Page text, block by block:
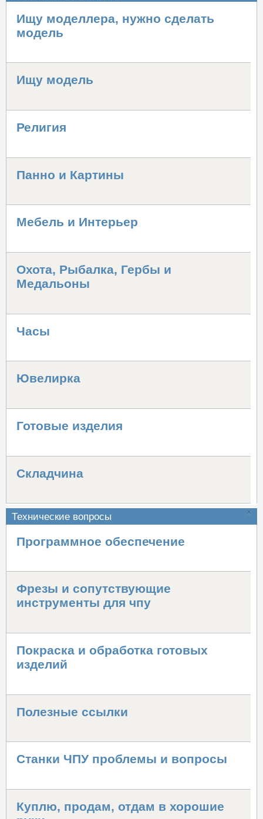
Ищу моделлера, нужно сделать
модель
Ищу модель
Религия
Панно и Картины
Мебель и Интерьер
Охота, Рыбалка, Гербы и
Медальоны
Часы
Ювелирка
Готовые изделия
Складчина
×
Технические вопросы
Программное обеспечение
Фрезы и сопутствующие
инструменты для чпу
Покраска и обработка готовых
изделий
Полезные ссылки
Станки ЧПУ проблемы и вопросы
Куплю, продам, отдам в хорошие